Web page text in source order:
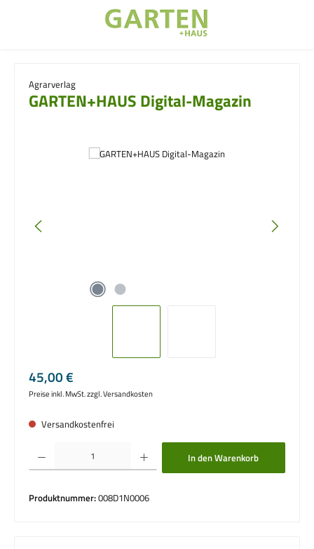
Agrarverlag
GARTEN+HAUS Digital-Magazin
Bildergalerie überspringen
Regulärer Preis:
45,00 €
Preise inkl. MwSt. zzgl. Versandkosten
Versandkostenfrei
Produkt Anzahl: Gib den gewünschten Wert ein oder benutze die Schaltflächen um
In den Warenkorb
Produktnummer:008D1N0006